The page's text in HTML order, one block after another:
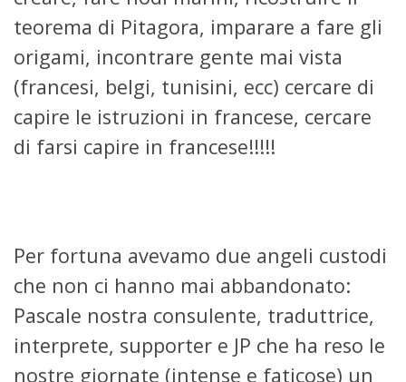
teorema di Pitagora, imparare a fare gli
origami, incontrare gente mai vista
(francesi, belgi, tunisini, ecc) cercare di
capire le istruzioni in francese, cercare
di farsi capire in francese!!!!!
Per fortuna avevamo due angeli custodi
che non ci hanno mai abbandonato:
Pascale nostra consulente, traduttrice,
interprete, supporter e JP che ha reso le
nostre giornate (intense e faticose) un